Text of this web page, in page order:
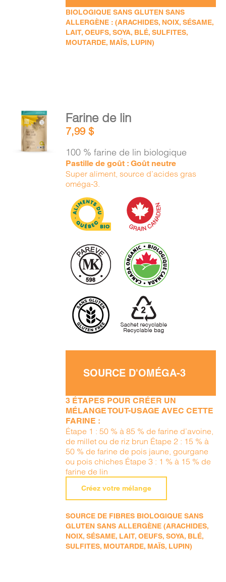
BIOLOGIQUE SANS GLUTEN SANS
ALLERGÈNE : (ARACHIDES, NOIX, SÉSAME,
LAIT, OEUFS, SOYA, BLÉ, SULFITES,
MOUTARDE, MAÏS, LUPIN)
AJOUTER
AU
PANIER
/
Farine de lin
7,99$
100 % farine de lin biologique
Pastille de goût : Goût neutre
Super aliment, source d’acides gras
oméga-3.
SOURCE D'OMÉGA-3
3 ÉTAPES POUR CRÉER UN
MÉLANGE TOUT-USAGE AVEC CETTE
FARINE :
Étape 1 : 50 % à 85 % de farine d’avoine,
de millet ou de riz brun Étape 2 : 15 % à
50 % de farine de pois jaune, gourgane
ou pois chiches Étape 3 : 1 % à 15 % de
farine de lin
Créez votre mélange
SOURCE DE FIBRES BIOLOGIQUE SANS
GLUTEN SANS ALLERGÈNE (ARACHIDES,
NOIX, SÉSAME, LAIT, OEUFS, SOYA, BLÉ,
SULFITES, MOUTARDE, MAÏS, LUPIN)